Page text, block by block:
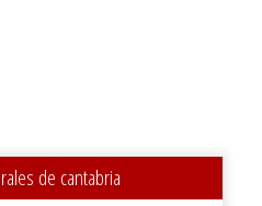
de cantabria